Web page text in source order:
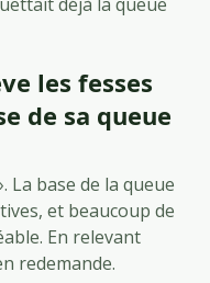
les fesses
de sa queue
La base de la queue
et beaucoup de
En relevant
redemande.